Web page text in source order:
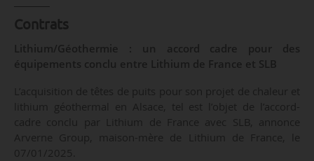
Contrats
Lithium/Géothermie : un accord cadre pour des
équipements conclu entre Lithium de France et SLB
L’acquisition de têtes de puits pour son projet de chaleur et
lithium géothermal en Alsace, tel est l’objet de l’accord-
cadre conclu par Lithium de France avec SLB, annonce
Arverne Group, maison-mère de Lithium de France, le
07/01/2025.